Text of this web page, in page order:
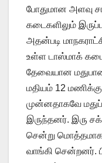
போதுமான அளவு
கடைகளிலும்
அதன்படி
உள்ள டாஸ்மாக்
தேவையான
மதியம் 12
முன்னதாகவே
இருந்தனர். இரு
சென்று மொத்தமாக
வாங்கி சென்றனர்.